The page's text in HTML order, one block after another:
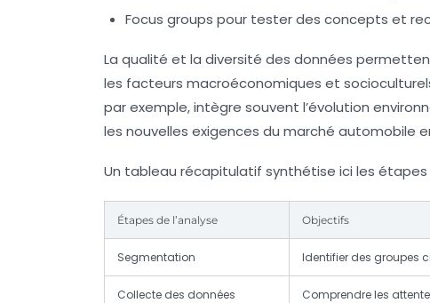
Focus groups pour tester des concepts et
La qualité et la diversité des données
les facteurs macroéconomiques et
par exemple, intègre souvent l’évolution
les nouvelles exigences du marché automobile
Un tableau récapitulatif synthétise ici les étapes
Étapes de l’analyse Objectifs
Segmentation Identifier des groupes
Collecte des données Comprendre les